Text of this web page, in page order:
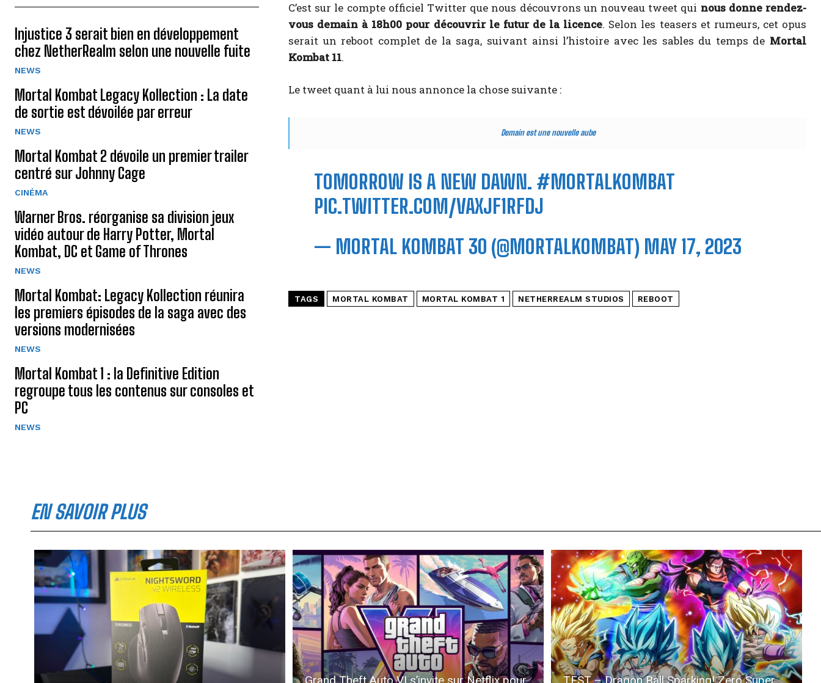
Injustice 3 serait bien en développement
chez NetherRealm selon une nouvelle fuite
NEWS
Mortal Kombat Legacy Kollection : La date
de sortie est dévoilée par erreur
NEWS
Mortal Kombat 2 dévoile un premier trailer
centré sur Johnny Cage
CINÉMA
Warner Bros. réorganise sa division jeux
vidéo autour de Harry Potter, Mortal
Kombat, DC et Game of Thrones
NEWS
Mortal Kombat: Legacy Kollection réunira
les premiers épisodes de la saga avec des
versions modernisées
NEWS
Mortal Kombat 1 : la Definitive Edition
regroupe tous les contenus sur consoles et
PC
NEWS
C’est sur le compte officiel Twitter que nous découvrons un nouveau tweet qui nous donne rendez-
vous demain à 18h00 pour découvrir le futur de la licence. Selon les teasers et rumeurs, cet opus
serait un reboot complet de la saga, suivant ainsi l’histoire avec les sables du temps de Mortal
Kombat 11.
Le tweet quant à lui nous annonce la chose suivante :
Demain est une nouvelle aube
TOMORROW IS A NEW DAWN. #MORTALKOMBAT
PIC.TWITTER.COM/VAXJF1RFDJ
— MORTAL KOMBAT 30 (@MORTALKOMBAT) MAY 17, 2023
TAGS MORTAL KOMBAT MORTAL KOMBAT 1 NETHERREALM STUDIOS REBOOT
EN SAVOIR PLUS
Grand Theft Auto VI s’invite sur Netflix pour
TEST – Dragon Ball Sparking! Zero Super